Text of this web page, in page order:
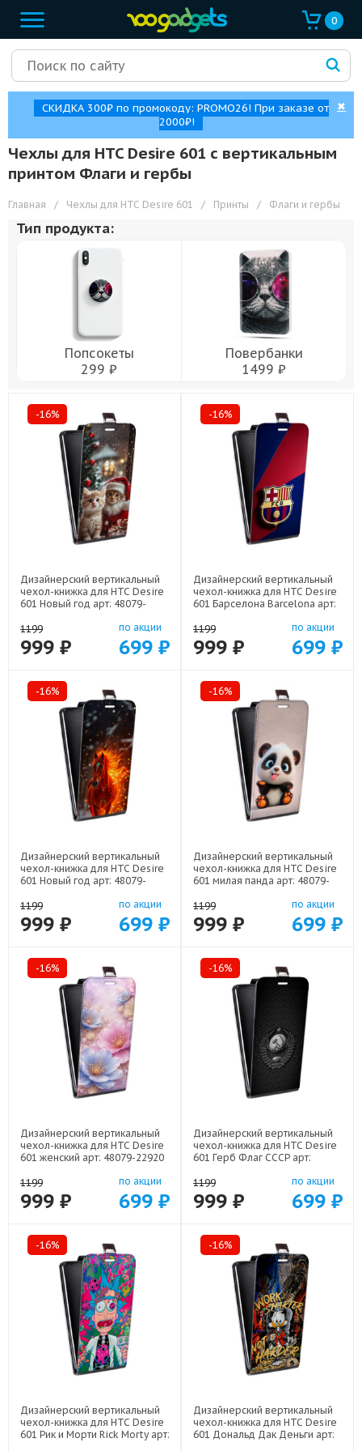
0
СКИДКА 300₽ по промокоду: PROMO26! При заказе от
2000₽!
✖
Чехлы для HTC Desire 601 с вертикальным
принтом Флаги и гербы
Главная / Чехлы для HTC Desire 601 / Принты / Флаги и гербы
Тип продукта:
Попсокеты
299 ₽
Повербанки
1499 ₽
-16%
Дизайнерский вертикальный
чехол-книжка для HTC Desire
601 Новый год арт: 48079-
1199
999 ₽
по акции
699 ₽
-16%
Дизайнерский вертикальный
чехол-книжка для HTC Desire
601 Барселона Barcelona арт:
1199
999 ₽
по акции
699 ₽
-16%
Дизайнерский вертикальный
чехол-книжка для HTC Desire
601 Новый год арт: 48079-
1199
999 ₽
по акции
699 ₽
-16%
Дизайнерский вертикальный
чехол-книжка для HTC Desire
601 милая панда арт: 48079-
1199
999 ₽
по акции
699 ₽
-16%
Дизайнерский вертикальный
чехол-книжка для HTC Desire
601 женский арт: 48079-22920
1199
999 ₽
по акции
699 ₽
-16%
Дизайнерский вертикальный
чехол-книжка для HTC Desire
601 Герб Флаг СССР арт:
1199
999 ₽
по акции
699 ₽
-16%
Дизайнерский вертикальный
чехол-книжка для HTC Desire
601 Рик и Морти Rick Morty арт:
-16%
Дизайнерский вертикальный
чехол-книжка для HTC Desire
601 Дональд Дак Деньги арт: